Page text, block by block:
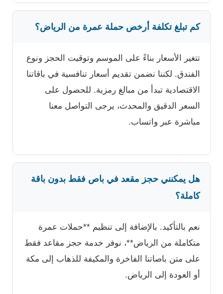
كم تبلغ تكلفة أرخص حملة عمرة من الرياض؟
تتغير الأسعار بناءً على الموسم وتوقيت الحجز ونوع
الفندق. لكننا نضمن تقديم أسعار تنافسية في باقاتنا
الاقتصادية تبدأ من مبالغ رمزية. للحصول على
السعر الدقيق والمحدث، يرجى التواصل معنا
مباشرة عبر واتساب.
هل يمكنني حجز مقعد في باص فقط بدون باقة
كاملة؟
نعم بالتأكيد. بالإضافة إلى تنظيم **حملات عمرة
متكاملة من الرياض**، نوفر خدمة حجز مقاعد فقط
على متن باصاتنا الفاخرة والمكيفة للذهاب إلى مكة
أو العودة إلى الرياض.